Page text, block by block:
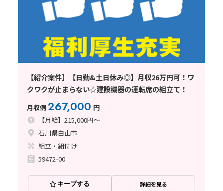
【紹介案件】【日勤&土日休み◎】月収26万円可！ワ
クワクが止まらない☆建設機器の運転席の組立て！
月収例267,000 円
【月給】215,000円～
石川県白山市
組立・組付け
59472-00
キープする 詳細を見る